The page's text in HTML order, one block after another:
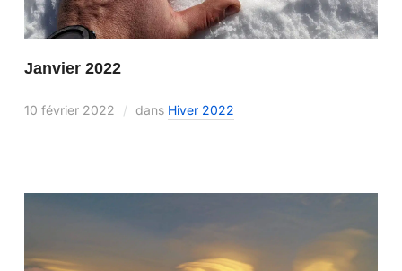
Janvier 2022
10 février 2022 dans Hiver 2022